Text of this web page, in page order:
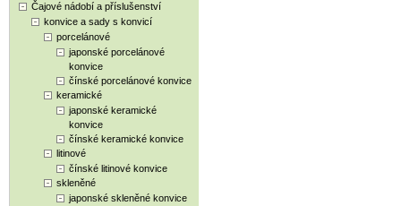
Čajové nádobí a příslušenství
konvice a sady s konvicí
porcelánové
japonské porcelánové
konvice
čínské porcelánové konvice
keramické
japonské keramické
konvice
čínské keramické konvice
litinové
čínské litinové konvice
skleněné
japonské skleněné konvice